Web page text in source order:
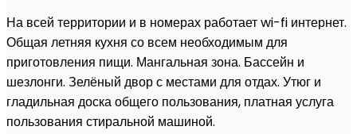
На всей территории и в номерах работает wi-fi интернет.
Общая летняя кухня со всем необходимым для
приготовления пищи. Мангальная зона. Бассейн и
шезлонги. Зелёный двор с местами для отдах. Утюг и
гладильная доска общего пользования, платная услуга
пользования стиральной машиной.